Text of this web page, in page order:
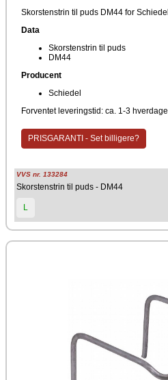
Skorstenstrin til puds DM44 for
Data
Skorstenstrin til puds
DM44
Producent
Schiedel
Forventet leveringstid: ca. 1-3 hverdage
PRISGARANTI - Set billigere?
VVS nr. 133284
Skorstenstrin til puds - DM44
L